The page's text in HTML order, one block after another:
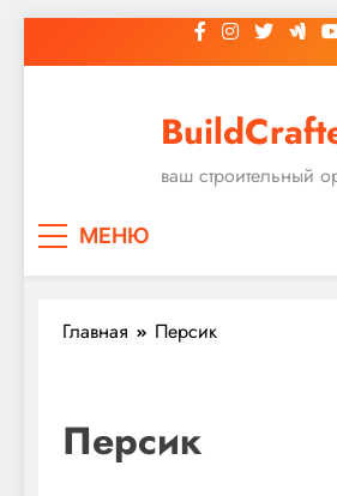
к
ваш строительный
МЕНЮ
Главная Персик
Персик